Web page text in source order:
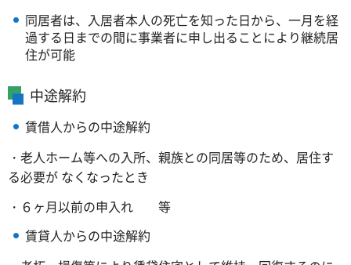
同居者は、入居者本人の死亡を知った日から、一月を経
過する日までの間に事業者に申し出ることにより継続居
住が可能
中途解約
賃借人からの中途解約
・老人ホーム等への入所、親族との同居等のため、居住す
る必要が なくなったとき
・６ヶ月以前の申入れ 等
賃貸人からの中途解約